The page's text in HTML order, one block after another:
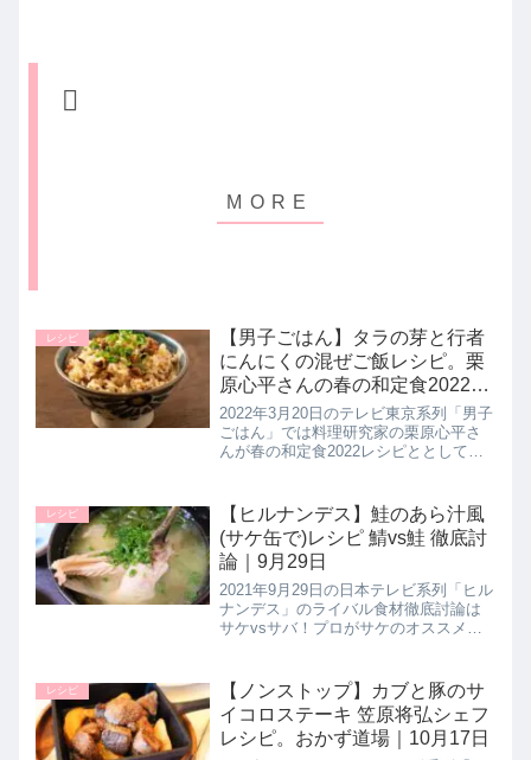
レシピ
【男子ごはん】タラの芽と行者
にんにくの混ぜご飯レシピ。栗
原心平さんの春の和定食2022レ
シピ｜3月20日
2022年3月20日のテレビ東京系列「男子
ごはん」では料理研究家の栗原心平さ
んが春の和定食2022レシピととして
く紹介します。４〜５月から美味しく
食べられるタラの芽と行者にん...
レシピ
【ヒルナンデス】鮭のあら汁風
(サケ缶で)レシピ 鯖vs鮭 徹底討
論｜9月29日
2021年9月29日の日本テレビ系列「ヒル
ナンデス」のライバル食材徹底討論は
サケvsサバ！プロがサケのオススメの
ます。>>ヒルナンデス記事一覧はこち
ら▼同日に紹介された鯖v...
レシピ
【ノンストップ】カブと豚のサ
イコロステーキ 笠原将弘シェフ
レシピ。おかず道場｜10月17日